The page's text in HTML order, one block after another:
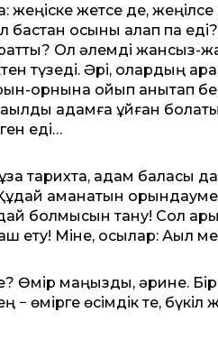
жеңіске жетсе де,
бастан осыны қалап па
Ол әлемді жансыз-
түзеді. Әрі, олардың
орнына қойып анықтап
адамға құйған
еді…
тарихта, адам баласы
Құдай аманатын
болмысын тану! Сол
ету! Міне, осылар: Ақыл
Өмір маңызды, әрине.
− өмірге өсімдік те,